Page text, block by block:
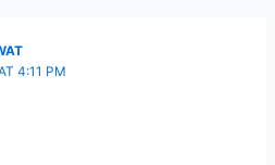
4:11 PM